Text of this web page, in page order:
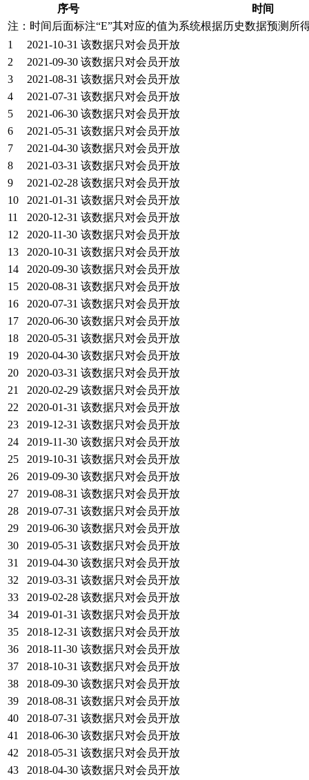
序号
时间
注：时间后面标注“E”其对应的值为系统根据历史数据预测所
1
2021-10-31 该数据只对会员开放
2
2021-09-30 该数据只对会员开放
3
2021-08-31 该数据只对会员开放
4
2021-07-31 该数据只对会员开放
5
2021-06-30 该数据只对会员开放
6
2021-05-31 该数据只对会员开放
7
2021-04-30 该数据只对会员开放
8
2021-03-31 该数据只对会员开放
9
2021-02-28 该数据只对会员开放
10
2021-01-31 该数据只对会员开放
11
2020-12-31 该数据只对会员开放
12
2020-11-30 该数据只对会员开放
13
2020-10-31 该数据只对会员开放
14
2020-09-30 该数据只对会员开放
15
2020-08-31 该数据只对会员开放
16
2020-07-31 该数据只对会员开放
17
2020-06-30 该数据只对会员开放
18
2020-05-31 该数据只对会员开放
19
2020-04-30 该数据只对会员开放
20
2020-03-31 该数据只对会员开放
21
2020-02-29 该数据只对会员开放
22
2020-01-31 该数据只对会员开放
23
2019-12-31 该数据只对会员开放
24
2019-11-30 该数据只对会员开放
25
2019-10-31 该数据只对会员开放
26
2019-09-30 该数据只对会员开放
27
2019-08-31 该数据只对会员开放
28
2019-07-31 该数据只对会员开放
29
2019-06-30 该数据只对会员开放
30
2019-05-31 该数据只对会员开放
31
2019-04-30 该数据只对会员开放
32
2019-03-31 该数据只对会员开放
33
2019-02-28 该数据只对会员开放
34
2019-01-31 该数据只对会员开放
35
2018-12-31 该数据只对会员开放
36
2018-11-30 该数据只对会员开放
37
2018-10-31 该数据只对会员开放
38
2018-09-30 该数据只对会员开放
39
2018-08-31 该数据只对会员开放
40
2018-07-31 该数据只对会员开放
41
2018-06-30 该数据只对会员开放
42
2018-05-31 该数据只对会员开放
43
2018-04-30 该数据只对会员开放